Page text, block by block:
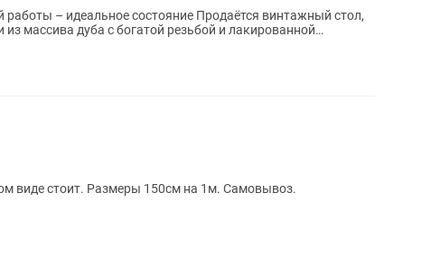
состояние Продаётся винтажный стол,
массива дуба с богатой резьбой и лакированной
виде стоит. Размеры 150см на 1м. Самовывоз.